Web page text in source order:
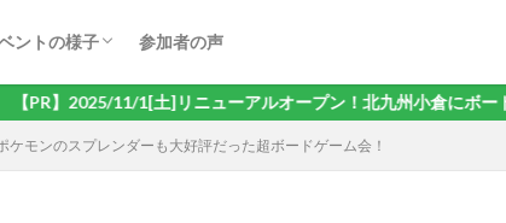
ントの様子
ボードゲーム会
カラオケ会
カフェ会
ビリヤード・ダーツ会
謎解き会
おしゃべり交流会
ボウリング会
プチ大会
参加者の声
ニューアルオープン！北九州小倉にボードゲームや卓球などで
モンのスプレンダーも大好評だった超ボードゲーム会！